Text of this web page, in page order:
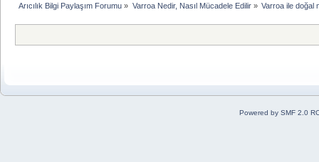
Arıcılık Bilgi Paylaşım Forumu » Varroa Nedir, Nasıl Mücadele Edilir» Varroa ile doğal
Powered by SMF 2.0